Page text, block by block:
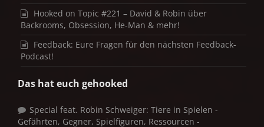
Hooked on Topic #221 – David & Robin über
Backrooms, Obsession, He-Man & mehr!
Feedback: Eure Fragen für den nächsten Feedback-
Podcast!
Das hat euch gehooked
Special feat. Robin Schweiger: Tiere in Spielen -
Gefährten, Gegner, Spielfiguren, Ressourcen -